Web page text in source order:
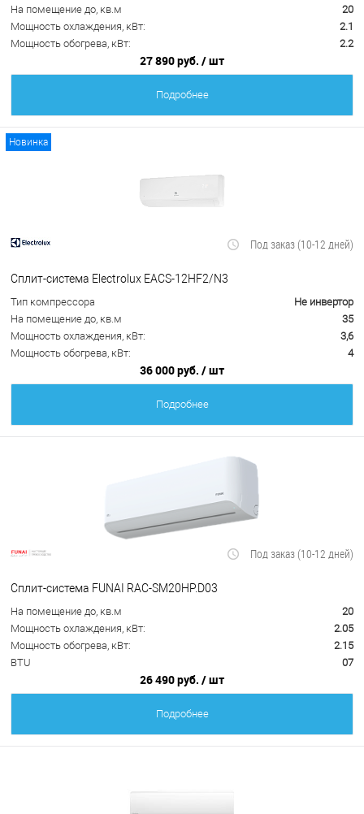
На помещение до, кв.м
20
Мощность охлаждения, кВт:
2.1
Мощность обогрева, кВт:
2.2
27 890 руб. / шт
Подробнее
Новинка
Под заказ (10-12 дней)
Сплит-система Electrolux EACS-12HF2/N3
Тип компрессора
Не инвертор
На помещение до, кв.м
35
Мощность охлаждения, кВт:
3,6
Мощность обогрева, кВт:
4
36 000 руб. / шт
Подробнее
Под заказ (10-12 дней)
Сплит-система FUNAI RAC-SM20HP.D03
На помещение до, кв.м
20
Мощность охлаждения, кВт:
2.05
Мощность обогрева, кВт:
2.15
BTU
07
26 490 руб. / шт
Подробнее